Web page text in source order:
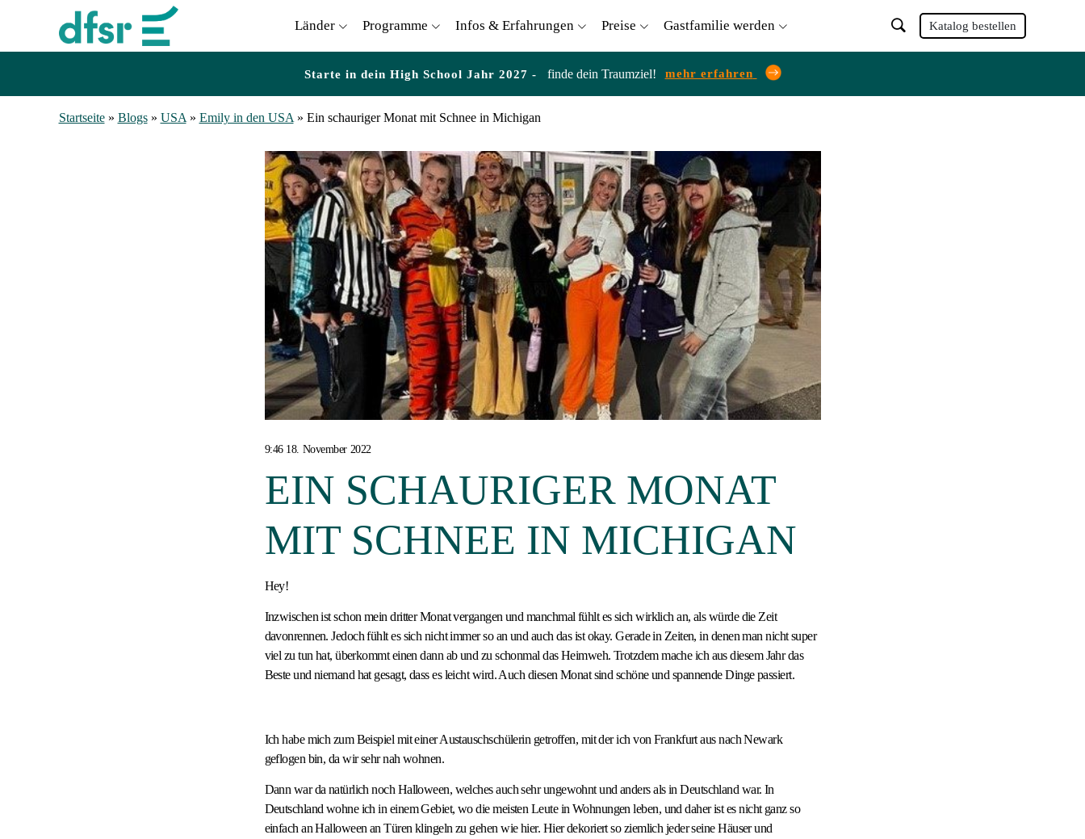
Länder Programme Infos & Erfahrungen Preise Gastfamilie werden Katalog bestellen
Starte in dein High School Jahr 2027 - finde dein Traumziel! mehr erfahren
Startseite» Blogs» USA » Emily in den USA » Ein schauriger Monat mit Schnee in Michigan
9:46 18. November 2022
EIN SCHAURIGER MONAT
MIT SCHNEE IN MICHIGAN
Hey!
Inzwischen ist schon mein dritter Monat vergangen und manchmal fühlt es sich wirklich an, als würde die Zeit
davonrennen. Jedoch fühlt es sich nicht immer so an und auch das ist okay. Gerade in Zeiten, in denen man nicht super
viel zu tun hat, überkommt einen dann ab und zu schonmal das Heimweh. Trotzdem mache ich aus diesem Jahr das
Beste und niemand hat gesagt, dass es leicht wird. Auch diesen Monat sind schöne und spannende Dinge passiert.
Ich habe mich zum Beispiel mit einer Austauschschülerin getroffen, mit der ich von Frankfurt aus nach Newark
geflogen bin, da wir sehr nah wohnen.
Dann war da natürlich noch Halloween, welches auch sehr ungewohnt und anders als in Deutschland war. In
Deutschland wohne ich in einem Gebiet, wo die meisten Leute in Wohnungen leben, und daher ist es nicht ganz so
einfach an Halloween an Türen klingeln zu gehen wie hier. Hier dekoriert so ziemlich jeder seine Häuser und